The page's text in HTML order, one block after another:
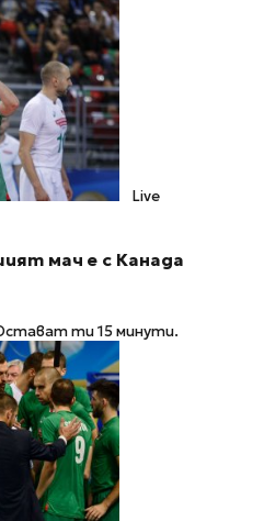
Live
мач е с Канада
Остават ти 15 минути.